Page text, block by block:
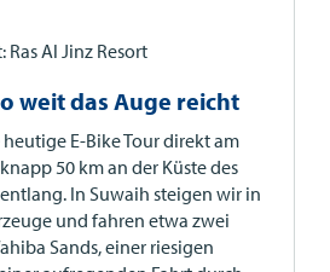
Al Jinz Resort
weit das Auge reicht
E-Bike Tour direkt am
50 km an der Küste des
In Suwaih steigen wir in
und fahren etwa zwei
Sands, einer riesigen